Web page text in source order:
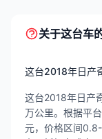
关于这台车
这台2018年日产
这台2018年日产
万公里。根据平
元，价格区间